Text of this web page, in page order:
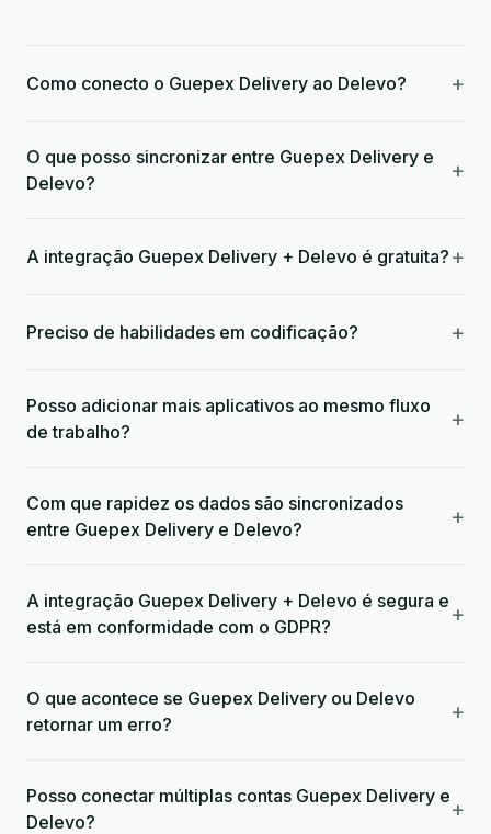
Como conecto o Guepex Delivery ao Delevo? +
O que posso sincronizar entre Guepex Delivery e
Delevo?
+
A integração Guepex Delivery + Delevo é gratuita? +
Preciso de habilidades em codificação? +
Posso adicionar mais aplicativos ao mesmo fluxo
de trabalho?
+
Com que rapidez os dados são sincronizados
entre Guepex Delivery e Delevo?
+
A integração Guepex Delivery + Delevo é segura e
está em conformidade com o GDPR?
+
O que acontece se Guepex Delivery ou Delevo
retornar um erro?
+
Posso conectar múltiplas contas Guepex Delivery e
Delevo?
+